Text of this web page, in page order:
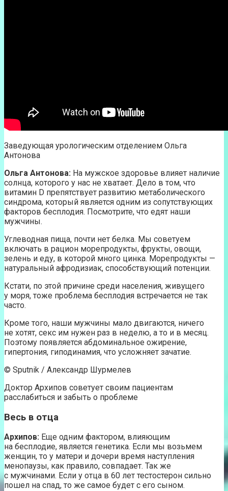
Заведующая урологическим отделением Ольга
Антонова
Ольга Антонова: На мужское здоровье влияет наличие
солнца, которого у нас не хватает. Дело в том, что
витамин D препятствует развитию метаболического
синдрома, который является одним из сопутствующих
факторов бесплодия. Посмотрите, что едят наши
мужчины.
Углеводная пища, почти нет белка. Мы советуем
включать в рацион морепродукты, фрукты, овощи,
зелень и еду, в которой много цинка. Морепродукты —
натуральный афродизиак, способствующий потенции.
Кстати, по этой причине среди населения, живущего
у моря, тоже проблема бесплодия встречается не так
часто.
Кроме того, наши мужчины мало двигаются, ничего
не хотят, секс им нужен раз в неделю, а то и в месяц.
Поэтому появляется абдоминальное ожирение,
гипертония, гиподинамия, что усложняет зачатие.
© Sputnik / Александр Шурмелев
Доктор Архипов советует своим пациентам
расслабиться и забыть о проблеме
Весь в отца
Архипов: Еще одним фактором, влияющим
на бесплодие, является генетика. Если мы возьмем
женщин, то у матери и дочери время наступления
менопаузы, как правило, совпадает. Так же
с мужчинами. Если у отца в 60 лет тестостерон сильно
пошел на спад, то же самое будет с его сыном.